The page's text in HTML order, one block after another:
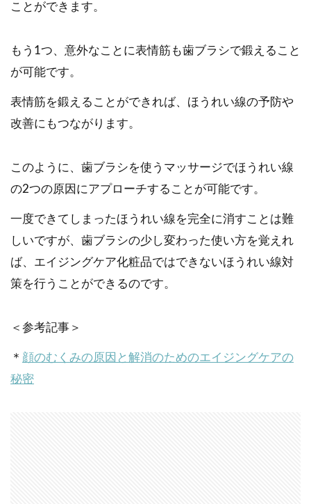
ことができます。
もう1つ、意外なことに表情筋も歯ブラシで鍛えること
が可能です。
表情筋を鍛えることができれば、ほうれい線の予防や
改善にもつながります。
このように、歯ブラシを使うマッサージでほうれい線
の2つの原因にアプローチすることが可能です。
一度できてしまったほうれい線を完全に消すことは難
しいですが、歯ブラシの少し変わった使い方を覚えれ
ば、エイジングケア化粧品ではできないほうれい線対
策を行うことができるのです。
＜参考記事＞
＊ 顔のむくみの原因と解消のためのエイジングケアの
秘密